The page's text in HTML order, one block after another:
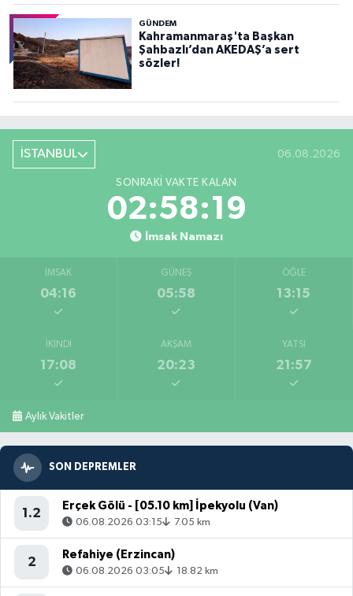
GÜNDEM
Kahramanmaraş'ta Başkan
Şahbazlı’dan AKEDAŞ’a sert
sözler!
İSTANBUL 06.08.2026
SONRAKI VAKTE KALAN
02:58:17
İmsak Namazı
İMSAK
04:16
GÜNEŞ
05:58
ÖĞLE
13:15
İKINDI
17:08
AKŞAM
20:23
YATSI
21:57
Aylık Vakitler
SON DEPREMLER
1.2
Erçek Gölü - [05.10 km] İpekyolu (Van)
06.08.2026 03:15 7.05 km
2
Refahiye (Erzincan)
06.08.2026 03:05 18.82 km